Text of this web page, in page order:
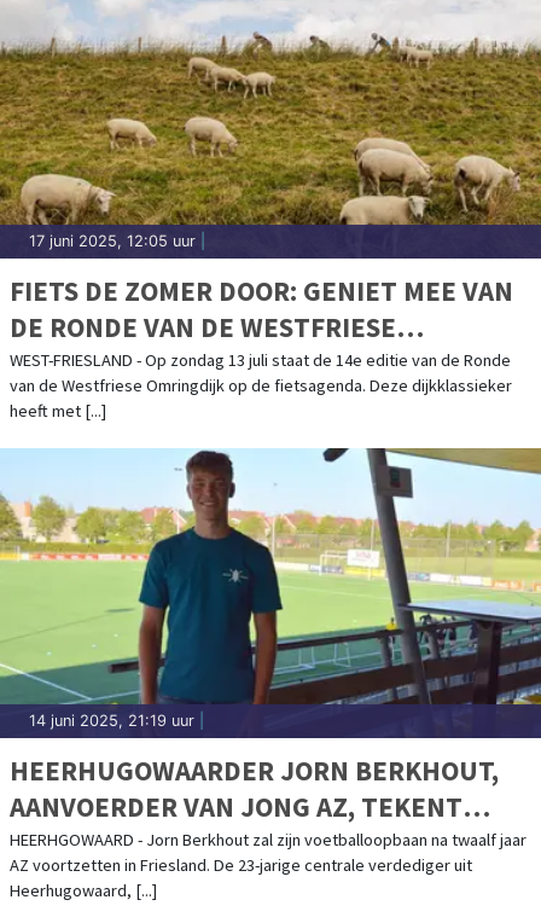
17 juni 2025, 12:05 uur
FIETS DE ZOMER DOOR: GENIET MEE VAN
DE RONDE VAN DE WESTFRIESE
OMRINGDIJK
WEST-FRIESLAND - Op zondag 13 juli staat de 14e editie van de Ronde
van de Westfriese Omringdijk op de fietsagenda. Deze dijkklassieker
heeft met [...]
14 juni 2025, 21:19 uur
HEERHUGOWAARDER JORN BERKHOUT,
AANVOERDER VAN JONG AZ, TEKENT
VOOR DRIE JAAR BIJ SC CAMBUUR
HEERHGOWAARD - Jorn Berkhout zal zijn voetballoopbaan na twaalf jaar
AZ voortzetten in Friesland. De 23-jarige centrale verdediger uit
Heerhugowaard, [...]